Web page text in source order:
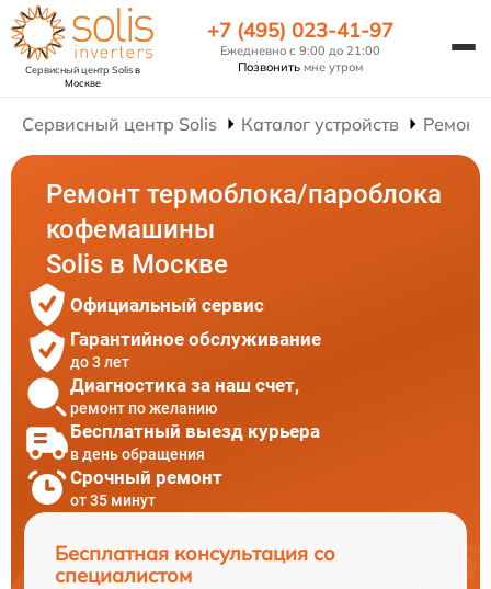
Сервисный центр Solisв
Москве
+7 (495) 023-41-97
Ежедневно с 9:00 до 21:00
Позвонить мне утром
Сервисный центр Solis Каталог устройств
Ремонт термоблока/пароблока
кофемашины
Solis в Москве
Официальный сервис
Гарантийное обслуживание
до 3 лет
Диагностика за наш счет,
ремонт по желанию
Бесплатный выезд курьера
в день обращения
Срочный ремонт
от 35 минут
Бесплатная консультация со
специалистом